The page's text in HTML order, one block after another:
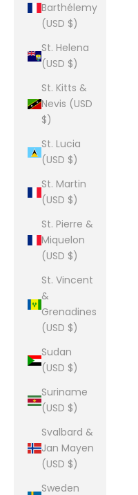
Barthélemy
(USD $)
St. Helena
(USD $)
St. Kitts &
Nevis (USD
$)
St. Lucia
(USD $)
St. Martin
(USD $)
St. Pierre &
Miquelon
(USD $)
St. Vincent
&
Grenadines
(USD $)
Sudan
(USD $)
Suriname
(USD $)
Svalbard &
Jan Mayen
(USD $)
Sweden